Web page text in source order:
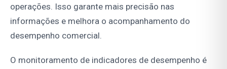
operações. Isso garante mais precisão nas
informações e melhora o acompanhamento do
desempenho comercial.
O monitoramento de indicadores de desempenho é